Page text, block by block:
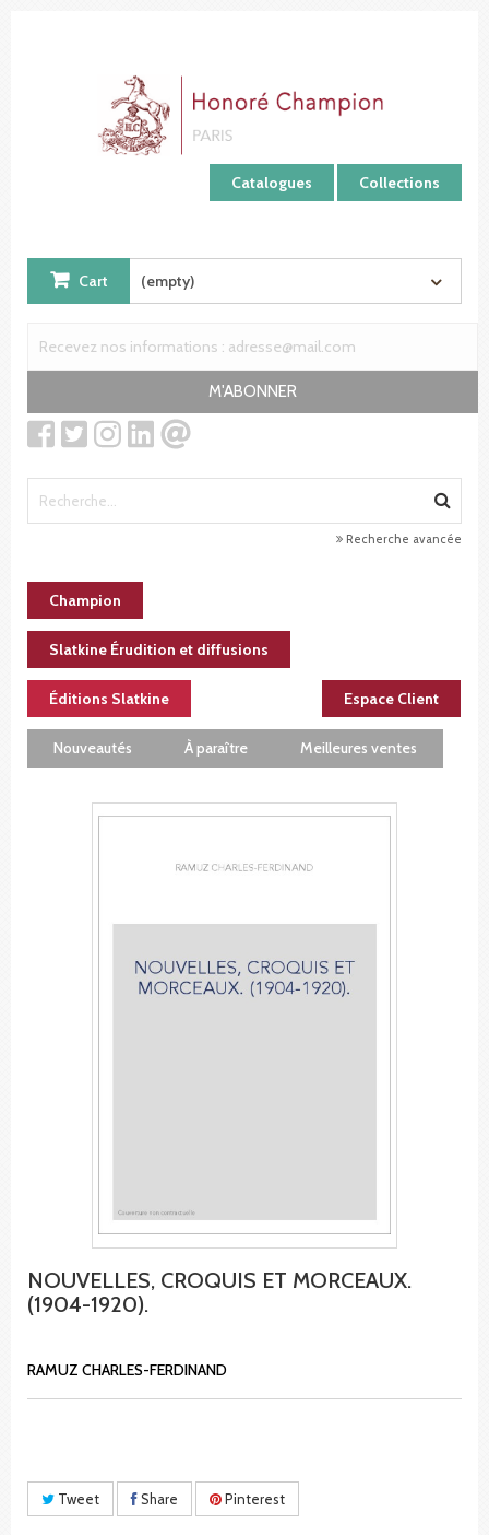
Catalogues Collections
Cart (empty)
M'ABONNER
Recherche avancée
Champion
Slatkine Érudition et diffusions
Éditions Slatkine Espace Client
Nouveautés À paraître Meilleures ventes
NOUVELLES, CROQUIS ET MORCEAUX.
(1904-1920).
RAMUZ CHARLES-FERDINAND
Tweet Share Pinterest